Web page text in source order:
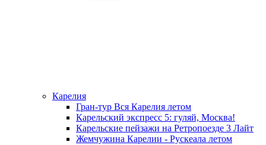
Карелия
Гран-тур Вся Карелия летом
Карельский экспресс 5: гуляй, Москва!
Карельские пейзажи на Ретропоезде 3 Лайт
Жемчужина Карелии - Рускеала летом